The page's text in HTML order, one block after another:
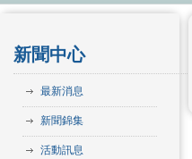
新聞中心
最新消息
新聞錦集
活動訊息